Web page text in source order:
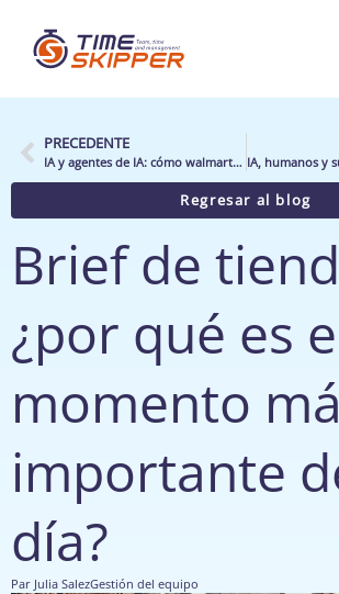
PRECEDENTE
IA y agentes de IA: cómo walmart está moldeando el futuro del retail
Regresar al blog
Brief de
¿por qué es
momento
importante
día?
Par Julia SalezGestión del equipo